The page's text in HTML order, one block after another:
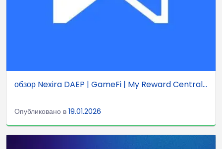
обзор Nexira DAEP | GameFi | My Reward Central...
Опубликовано в 19.01.2026